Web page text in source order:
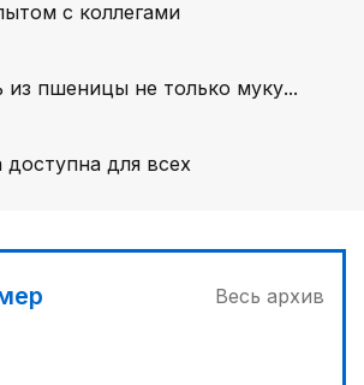
с коллегами
из пшеницы не только муку...
для всех
инспекционные поездки
Весь архив